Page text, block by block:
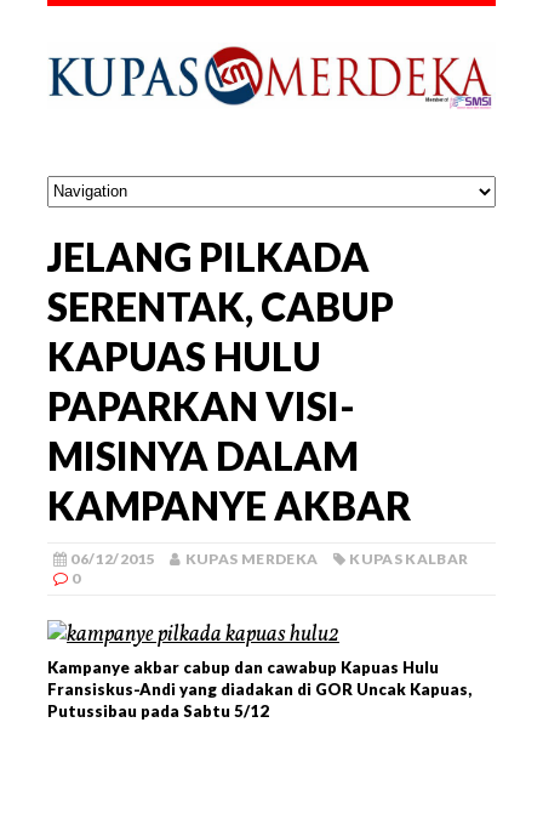
JELANG PILKADA
SERENTAK, CABUP
KAPUAS HULU
PAPARKAN VISI-
MISINYA DALAM
KAMPANYE AKBAR
06/12/2015 KUPAS MERDEKA
KUPAS KALBAR
0
Kampanye akbar cabup dan cawabup Kapuas Hulu
Fransiskus-Andi yang diadakan di GOR Uncak Kapuas,
Putussibau pada Sabtu 5/12